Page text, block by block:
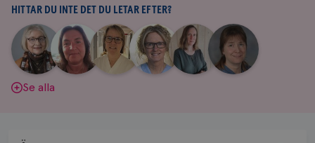
svar
HITTAR DU INTE DET DU LETAR EFTER?
Aina
Johnsson
|
Anne
Andersson
Fredrika
Killander
|
Jeanette
Bäcklund
|
Maria
Edegran
|
Yvette
Andersson
Se alla